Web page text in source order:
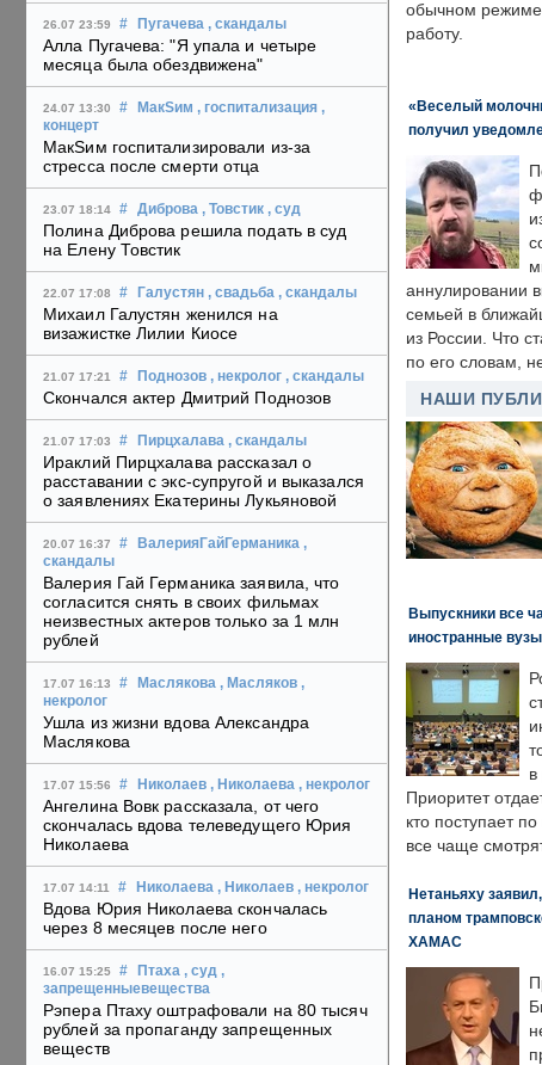
26.07 23:59 # Пугачева , скандалы
Алла Пугачева: "Я упала и четыре
месяца была обездвижена"
24.07 13:30 # МакSим , госпитализация ,
концерт
МакSим госпитализировали из-за
стресса после смерти отца
23.07 18:14 # Диброва , Товстик , суд
Полина Диброва решила подать в суд
на Елену Товстик
22.07 17:08 # Галустян , свадьба , скандалы
Михаил Галустян женился на
визажистке Лилии Киосе
21.07 17:21 # Поднозов , некролог , скандалы
Скончался актер Дмитрий Поднозов
21.07 17:03 # Пирцхалава , скандалы
Ираклий Пирцхалава рассказал о
расставании с экс-супругой и выказался
о заявлениях Екатерины Лукьяновой
20.07 16:37 # ВалерияГайГерманика ,
скандалы
Валерия Гай Германика заявила, что
согласится снять в своих фильмах
неизвестных актеров только за 1 млн
рублей
17.07 16:13 # Маслякова , Масляков ,
некролог
Ушла из жизни вдова Александра
Маслякова
17.07 15:56 # Николаев , Николаева , некролог
Ангелина Вовк рассказала, от чего
скончалась вдова телеведущего Юрия
Николаева
17.07 14:11 # Николаева , Николаев , некролог
Вдова Юрия Николаева скончалась
через 8 месяцев после него
16.07 15:25 # Птаха , суд ,
запрещенныевещества
Рэпера Птаху оштрафовали на 80 тысяч
рублей за пропаганду запрещенных
веществ
обычном
работу.
«Веселый
получил
аннулировании
семьей в
из России. Что
по его словам,
НАШИ
Выпускники все
иностранные
в
Приоритет
кто поступает
все чаще
Нетаньяху
планом
ХАМАС